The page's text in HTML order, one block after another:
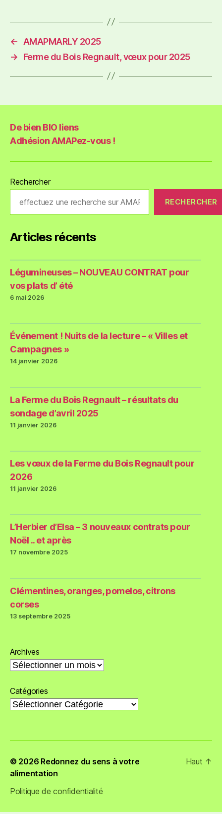
←
AMAPMARLY 2025
→
Ferme du Bois Regnault, vœux pour 2025
De bien BIO liens
Adhésion AMAPez-vous !
Rechercher
RECHERCHER
Articles récents
Légumineuses – NOUVEAU CONTRAT pour
vos plats d’ été
6 mai 2026
Événement ! Nuits de la lecture – « Villes et
Campagnes »
14 janvier 2026
La Ferme du Bois Regnault – résultats du
sondage d’avril 2025
11 janvier 2026
Les vœux de la Ferme du Bois Regnault pour
2026
11 janvier 2026
L’Herbier d’Elsa – 3 nouveaux contrats pour
Noël .. et après
17 novembre 2025
Clémentines, oranges, pomelos, citrons
corses
13 septembre 2025
Archives
Catégories
© 2026 Redonnez du sens à votre
alimentation
Politique de confidentialité
Haut ↑